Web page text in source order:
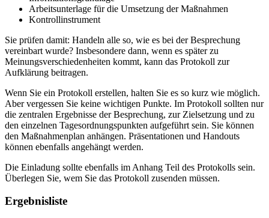
Arbeitsunterlage für die Umsetzung der Maßnahmen
Kontrollinstrument
Sie prüfen damit: Handeln alle so, wie es bei der Besprechung
vereinbart wurde? Insbesondere dann, wenn es später zu
Meinungsverschiedenheiten kommt, kann das Protokoll zur
Aufklärung beitragen.
Wenn Sie ein Protokoll erstellen, halten Sie es so kurz wie möglich.
Aber vergessen Sie keine wichtigen Punkte. Im Protokoll sollten nur
die zentralen Ergebnisse der Besprechung, zur Zielsetzung und zu
den einzelnen Tagesordnungspunkten aufgeführt sein. Sie können
den Maßnahmenplan anhängen. Präsentationen und Handouts
können ebenfalls angehängt werden.
Die Einladung sollte ebenfalls im Anhang Teil des Protokolls sein.
Überlegen Sie, wem Sie das Protokoll zusenden müssen.
Ergebnisliste